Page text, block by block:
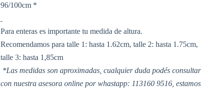
96/100cm *
Para enteras es importante tu medida de altura.
Recomendamos para talle 1: hasta 1.62cm, talle 2: hasta 1.75cm,
talle 3: hasta 1,85cm
*Las medidas son aproximadas, cualquier duda podés consultar
con nuestra asesora online por whastapp: 113160 9516, estamos